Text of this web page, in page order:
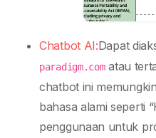
Chatbot AI:Dapat
paradigm.comatau
chatbot ini
bahasa alami seperti
penggunaan untuk